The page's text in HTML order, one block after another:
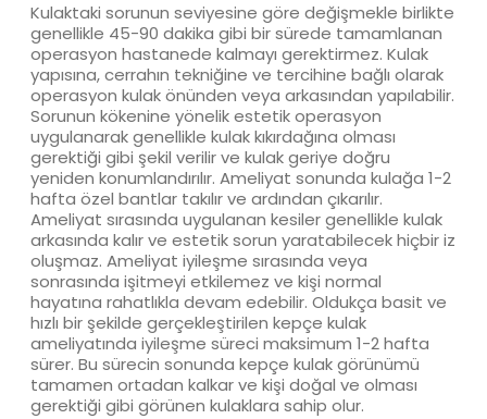
Kulaktaki sorunun seviyesine göre değişmekle birlikte
genellikle 45-90 dakika gibi bir sürede tamamlanan
operasyon hastanede kalmayı gerektirmez. Kulak
yapısına, cerrahın tekniğine ve tercihine bağlı olarak
operasyon kulak önünden veya arkasından yapılabilir.
Sorunun kökenine yönelik estetik operasyon
uygulanarak genellikle kulak kıkırdağına olması
gerektiği gibi şekil verilir ve kulak geriye doğru
yeniden konumlandırılır. Ameliyat sonunda kulağa 1-2
hafta özel bantlar takılır ve ardından çıkarılır.
Ameliyat sırasında uygulanan kesiler genellikle kulak
arkasında kalır ve estetik sorun yaratabilecek hiçbir iz
oluşmaz. Ameliyat iyileşme sırasında veya
sonrasında işitmeyi etkilemez ve kişi normal
hayatına rahatlıkla devam edebilir. Oldukça basit ve
hızlı bir şekilde gerçekleştirilen kepçe kulak
ameliyatında iyileşme süreci maksimum 1-2 hafta
sürer. Bu sürecin sonunda kepçe kulak görünümü
tamamen ortadan kalkar ve kişi doğal ve olması
gerektiği gibi görünen kulaklara sahip olur.